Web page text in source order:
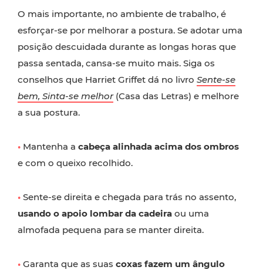
O mais importante, no ambiente de trabalho, é
esforçar-se por melhorar a postura. Se adotar uma
posição descuidada durante as longas horas que
passa sentada, cansa-se muito mais. Siga os
conselhos que Harriet Griffet dá no livro Sente-se
bem, Sinta-se melhor(Casa das Letras) e melhore
a sua postura.
• Mantenha a cabeça alinhada acima dos ombros
e com o queixo recolhido.
• Sente-se direita e chegada para trás no assento,
usando o apoio lombar da cadeira ou uma
almofada pequena para se manter direita.
• Garanta que as suas coxas fazem um ângulo